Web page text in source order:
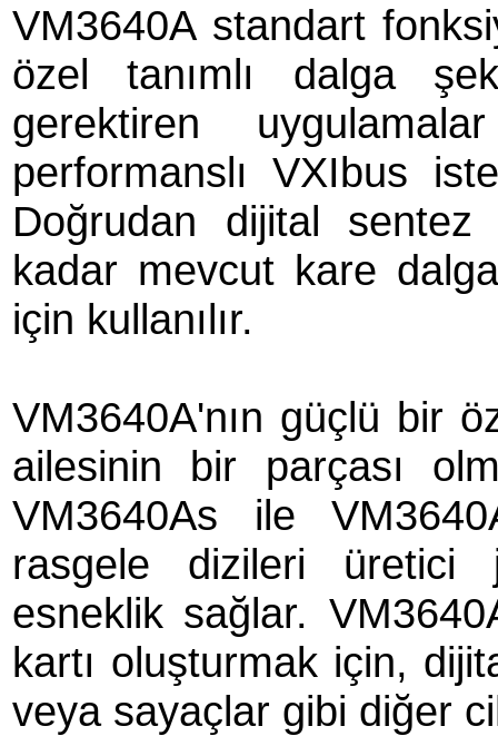
VM3640A standart
özel tanımlı dalga
gerektiren
performanslı VXIbus
Doğrudan dijital
kadar mevcut kare
için kullanılır.
VM3640A'nın güçlü bir
ailesinin bir parçası
VM3640As ile
rasgele dizileri üretici
esneklik sağlar.
kartı oluşturmak için,
veya sayaçlar gibi diğer